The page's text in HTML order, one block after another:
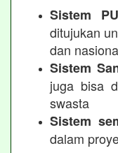
Sistem
ditujukan
dan
Sistem
juga bisa
swasta
Sistem
dalam